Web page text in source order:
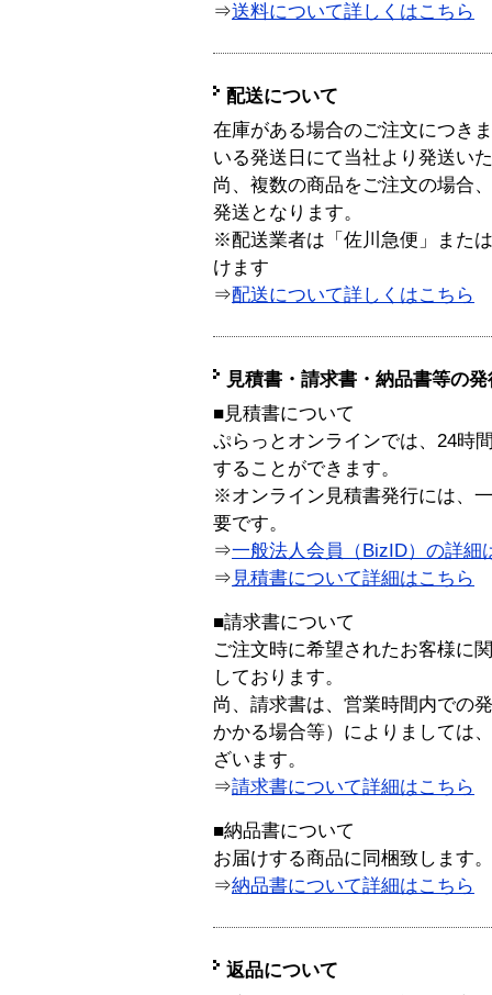
⇒送料について詳しくはこちら
配送について
在庫がある場合のご注文につき
いる発送日にて当社より発送い
尚、複数の商品をご注文の場合
発送となります。
※配送業者は「佐川急便」また
けます
⇒配送について詳しくはこちら
見積書・請求書・納品書等の
■見積書について
ぷらっとオンラインでは、24時
することができます。
※オンライン見積書発行には、
要です。
⇒一般法人会員（BizID）の詳細
⇒ 見積書について詳細はこちら
■請求書について
ご注文時に希望されたお客様に
しております。
尚、請求書は、営業時間内での
かかる場合等）によりましては
ざいます。
⇒請求書について詳細はこちら
■納品書について
お届けする商品に同梱致します。
⇒納品書について詳細はこちら
返品について